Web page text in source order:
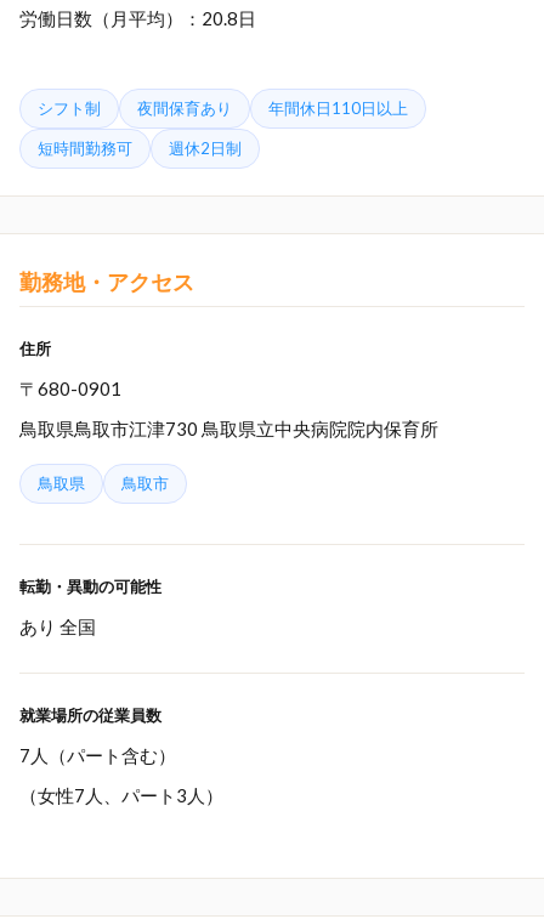
労働日数（月平均）：20.8日
シフト制 夜間保育あり 年間休日110日以上
短時間勤務可 週休2日制
勤務地・アクセス
住所
〒680-0901
鳥取県鳥取市江津730 鳥取県立中央病院院内保育所
鳥取県 鳥取市
転勤・異動の可能性
あり 全国
就業場所の従業員数
7人（パート含む）
（女性7人、パート3人）